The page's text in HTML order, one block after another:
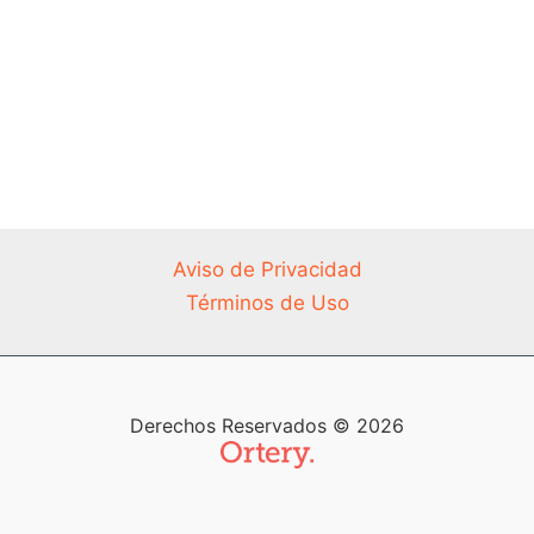
Aviso de Privacidad
Términos de Uso
Derechos Reservados © 2026